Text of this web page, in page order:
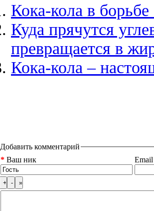
Кока-кола в
Куда прячутся
превращается в
Кока-кола –
Добавить комментарий
* Ваш ник Email